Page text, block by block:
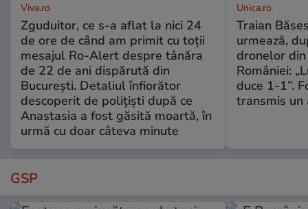
Viva.ro
Zguduitor, ce s-a aflat la nici 24
de ore de când am primit cu toții
mesajul Ro-Alert despre tânăra
de 22 de ani dispărută din
București. Detaliul înfiorător
descoperit de polițiști după ce
Anastasia a fost găsită moartă, în
urmă cu doar câteva minute
Unica.ro
Traian
urmează,
dronelor
României:
duce 1-1”.
transmis un
GSP